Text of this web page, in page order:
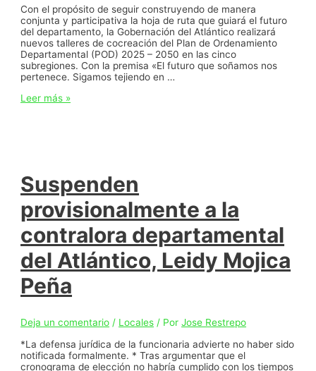
Con el propósito de seguir construyendo de manera
conjunta y participativa la hoja de ruta que guiará el futuro
del departamento, la Gobernación del Atlántico realizará
nuevos talleres de cocreación del Plan de Ordenamiento
Departamental (POD) 2025 – 2050 en las cinco
subregiones. Con la premisa «El futuro que soñamos nos
pertenece. Sigamos tejiendo en …
Gobernación
talleres
subregionales
de
construcción
del
Plan
de
Ordenamiento
Departamental
Leer más »
Suspenden
provisionalmente a la
contralora departamental
del Atlántico, Leidy Mojica
Peña
Deja un comentario / Locales / PorJose Restrepo
*La defensa jurídica de la funcionaria advierte no haber sido
notificada formalmente. * Tras argumentar que el
cronograma de elección no habría cumplido con los tiempos